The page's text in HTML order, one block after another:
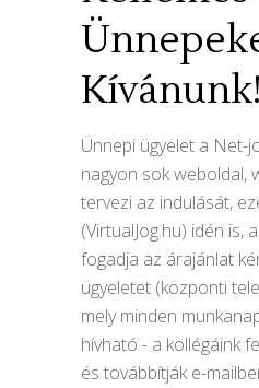
Kívánunk!
Ünnepi ügyelet a Net-
nagyon sok weboldal,
tervezi az indulását,
(VirtualJog.hu) idén is,
fogadja az árajánlat
ügyeletet (központi
mely minden
hívható - a kollégáink
és továbbítják e-